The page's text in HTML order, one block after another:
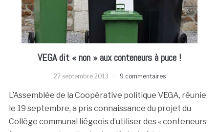
VEGA dit « non » aux conteneurs à puce !
27 septembre 2013 9 commentaires
L’Assemblée de la Coopérative politique VEGA, réunie
le 19 septembre, a pris connaissance du projet du
Collège communal liégeois d’utiliser des « conteneurs